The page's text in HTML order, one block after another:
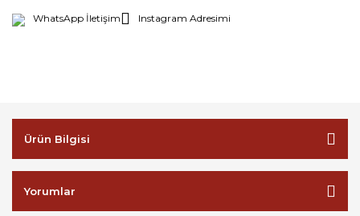
WhatsApp İletişim Instagram Adresimi
Ürün Bilgisi
Yorumlar